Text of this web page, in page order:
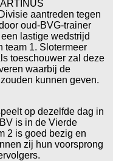
aantreden tegen
oud-BVG-trainer
lastige wedstrijd
team 1. Slotermeer
toeschouwer zal deze
waarbij de
kunnen geven.
op dezelfde dag in
is in de Vierde
2 is goed bezig en
zij hun voorsprong